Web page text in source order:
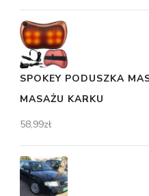
SPOKEY PODUSZKA
MASAŻU KARKU
58,99zł